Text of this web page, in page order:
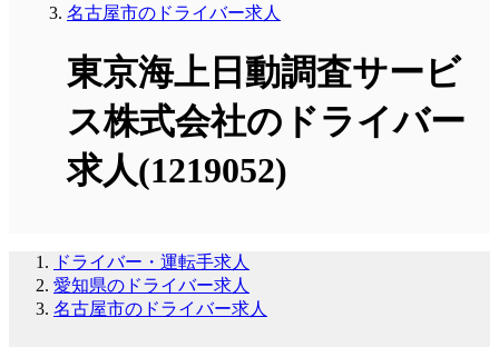
名古屋市のドライバー求人
東京海上日動調査サービ
ス株式会社のドライバー
求人(1219052)
ドライバー・運転手求人
愛知県のドライバー求人
名古屋市のドライバー求人